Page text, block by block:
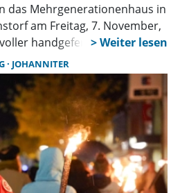
das Mehrgenerationenhaus in
am Freitag, 7. November,
handgefertigter Unikate.
über liebevoll gearbeitete
bis hin zu originellen
kreative Spektrum. Auch die
zu kurz: Selbstgemachte
und Mitnehmen ein.
JOHANNITER